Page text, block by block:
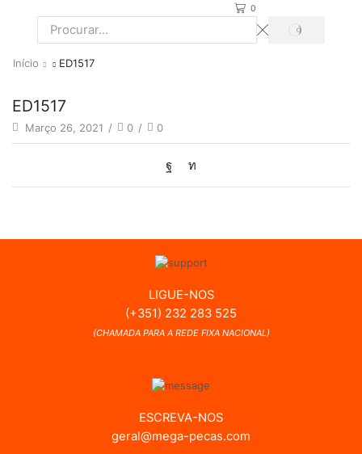
0
Search
PROCURAR
Início ED1517
ED1517
Março 26, 2021 / 0 / 0
LIGUE-NOS
(+351) 232 283 525
(CHAMADA PARA A REDE FIXA NACIONAL)
ESCREVA-NOS
geral@mega-pecas.com